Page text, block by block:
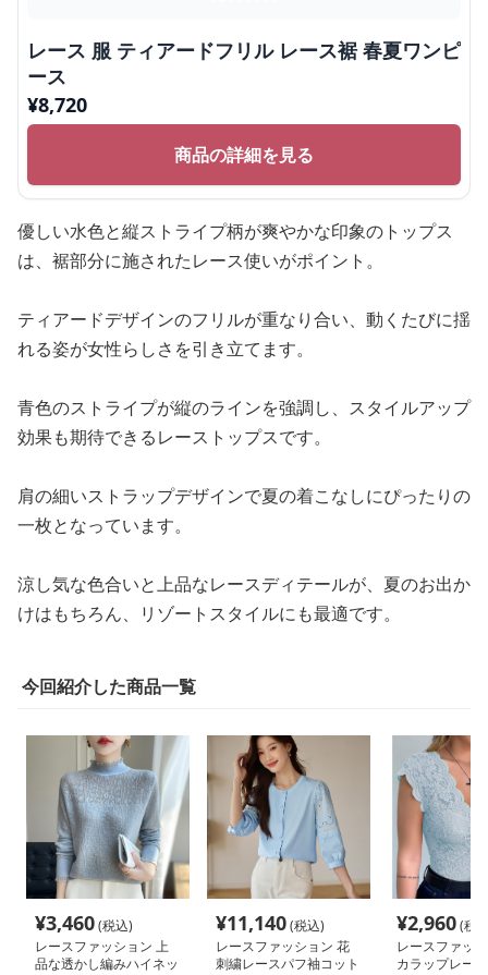
レース 服 ティアードフリル レース裾 春夏ワンピ
ース
¥8,720
商品の詳細を見る
優しい水色と縦ストライプ柄が爽やかな印象のトップス
は、裾部分に施されたレース使いがポイント。
ティアードデザインのフリルが重なり合い、動くたびに揺
れる姿が女性らしさを引き立てます。
青色のストライプが縦のラインを強調し、スタイルアップ
効果も期待できるレーストップスです。
肩の細いストラップデザインで夏の着こなしにぴったりの
一枚となっています。
涼し気な色合いと上品なレースディテールが、夏のお出か
けはもちろん、リゾートスタイルにも最適です。
今回紹介した商品一覧
¥3,460(税込)
レースファッション 上
品な透かし編みハイネッ
¥11,140(税込)
レースファッション 花
刺繍レースパフ袖コット
¥2,960(税
レースファッ
カラップレー